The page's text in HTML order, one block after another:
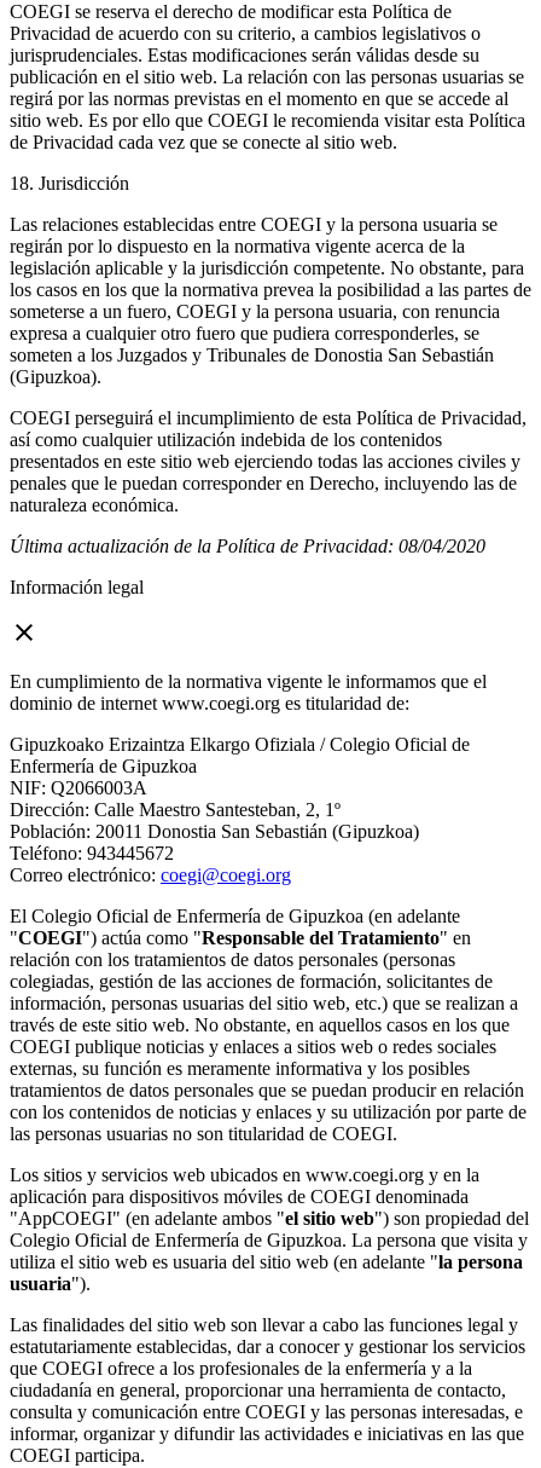
COEGI se reserva el derecho de modificar esta Política de
Privacidad de acuerdo con su criterio, a cambios legislativos o
jurisprudenciales. Estas modificaciones serán válidas desde su
publicación en el sitio web. La relación con las personas usuarias se
regirá por las normas previstas en el momento en que se accede al
sitio web. Es por ello que COEGI le recomienda visitar esta Política
de Privacidad cada vez que se conecte al sitio web.
18. Jurisdicción
Las relaciones establecidas entre COEGI y la persona usuaria se
regirán por lo dispuesto en la normativa vigente acerca de la
legislación aplicable y la jurisdicción competente. No obstante, para
los casos en los que la normativa prevea la posibilidad a las partes de
someterse a un fuero, COEGI y la persona usuaria, con renuncia
expresa a cualquier otro fuero que pudiera corresponderles, se
someten a los Juzgados y Tribunales de Donostia San Sebastián
(Gipuzkoa).
COEGI perseguirá el incumplimiento de esta Política de Privacidad,
así como cualquier utilización indebida de los contenidos
presentados en este sitio web ejerciendo todas las acciones civiles y
penales que le puedan corresponder en Derecho, incluyendo las de
naturaleza económica.
Última actualización de la Política de Privacidad: 08/04/2020
Información legal
close
En cumplimiento de la normativa vigente le informamos que el
dominio de internet www.coegi.org es titularidad de:
Gipuzkoako Erizaintza Elkargo Ofiziala / Colegio Oficial de
Enfermería de Gipuzkoa
NIF: Q2066003A
Dirección: Calle Maestro Santesteban, 2, 1º
Población: 20011 Donostia San Sebastián (Gipuzkoa)
Teléfono: 943445672
Correo electrónico: coegi@coegi.org
El Colegio Oficial de Enfermería de Gipuzkoa (en adelante
"COEGI") actúa como "Responsable del Tratamiento" en
relación con los tratamientos de datos personales (personas
colegiadas, gestión de las acciones de formación, solicitantes de
información, personas usuarias del sitio web, etc.) que se realizan a
través de este sitio web. No obstante, en aquellos casos en los que
COEGI publique noticias y enlaces a sitios web o redes sociales
externas, su función es meramente informativa y los posibles
tratamientos de datos personales que se puedan producir en relación
con los contenidos de noticias y enlaces y su utilización por parte de
las personas usuarias no son titularidad de COEGI.
Los sitios y servicios web ubicados en www.coegi.org y en la
aplicación para dispositivos móviles de COEGI denominada
"AppCOEGI" (en adelante ambos "el sitio web") son propiedad del
Colegio Oficial de Enfermería de Gipuzkoa. La persona que visita y
utiliza el sitio web es usuaria del sitio web (en adelante "la persona
usuaria").
Las finalidades del sitio web son llevar a cabo las funciones legal y
estatutariamente establecidas, dar a conocer y gestionar los servicios
que COEGI ofrece a los profesionales de la enfermería y a la
ciudadanía en general, proporcionar una herramienta de contacto,
consulta y comunicación entre COEGI y las personas interesadas, e
informar, organizar y difundir las actividades e iniciativas en las que
COEGI participa.